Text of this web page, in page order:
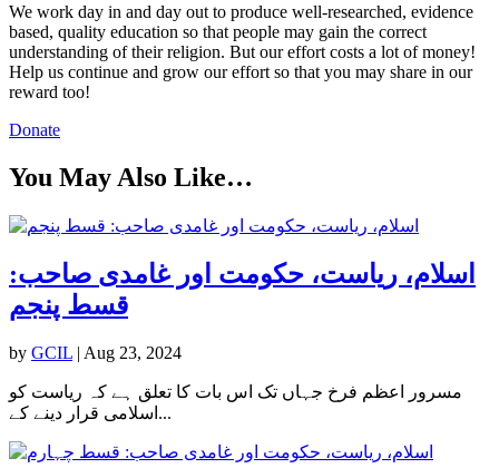
We work day in and day out to produce well-researched, evidence
based, quality education so that people may gain the correct
understanding of their religion. But our effort costs a lot of money!
Help us continue and grow our effort so that you may share in our
reward too!
Donate
You May Also Like…
اسلام، ریاست، حکومت اور غامدی صاحب:
قسط پنجم
by GCIL | Aug 23, 2024
مسرور اعظم فرخ جہاں تک اس بات کا تعلق ہے کہ ریاست کو
اسلامی قرار دینے کے...